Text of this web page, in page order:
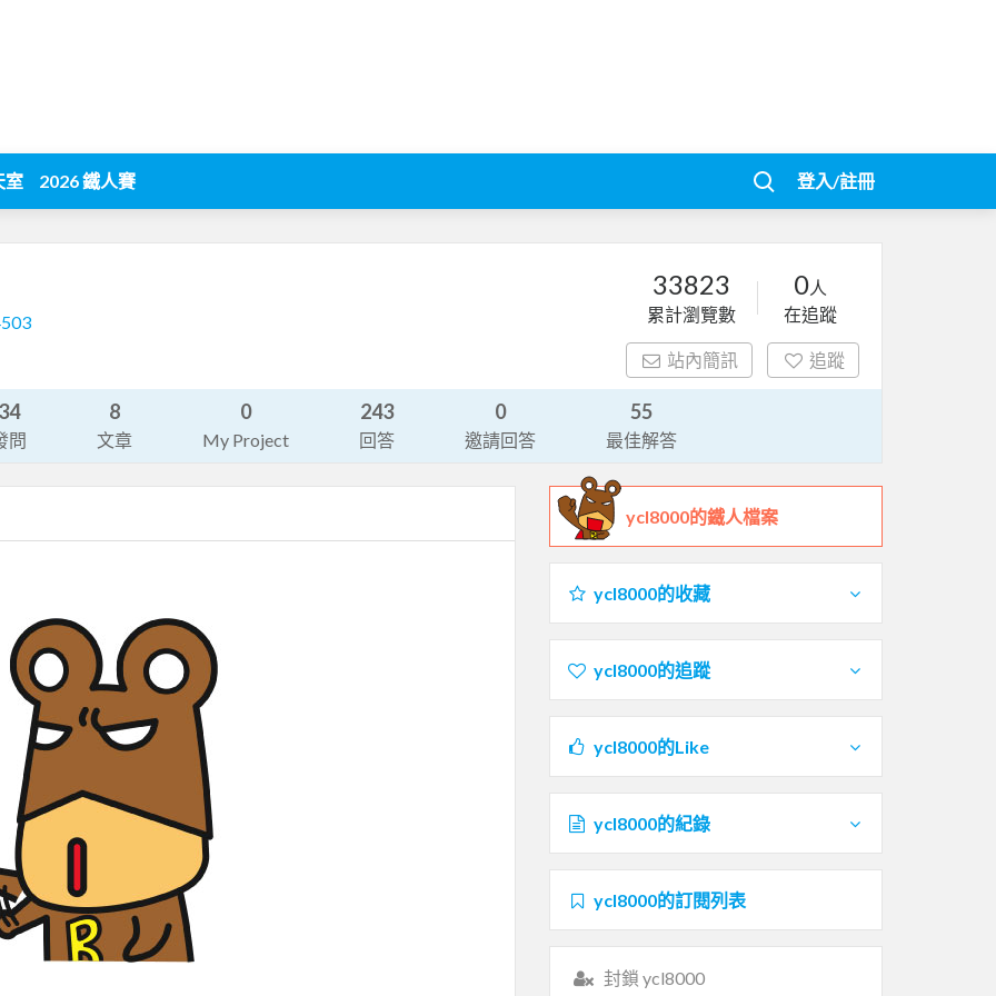
室 2026 鐵人賽 登入/註冊
33823
累計瀏覽數
0人
在追蹤
站內簡訊 追蹤
問
8
文章
0
My Project
243
回答
0
邀請回答
55
最佳解答
ycl8000的鐵人檔案
ycl8000的收藏
ycl8000的追蹤
ycl8000的Like
ycl8000的紀錄
ycl8000的訂閱列表
封鎖 ycl8000